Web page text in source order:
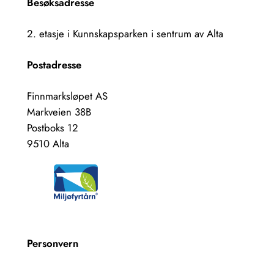
2. etasje i Kunnskapsparken i sentrum av Alta
Postadresse
Finnmarksløpet AS
Markveien 38B
Postboks 12
9510 Alta
Personvern